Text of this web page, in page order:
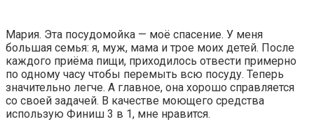
Мария. Эта посудомойка — моё спасение. У меня
большая семья: я, муж, мама и трое моих детей. После
каждого приёма пищи, приходилось отвести примерно
по одному часу чтобы перемыть всю посуду. Теперь
значительно легче. А главное, она хорошо справляется
со своей задачей. В качестве моющего средства
использую Финиш 3 в 1, мне нравится.